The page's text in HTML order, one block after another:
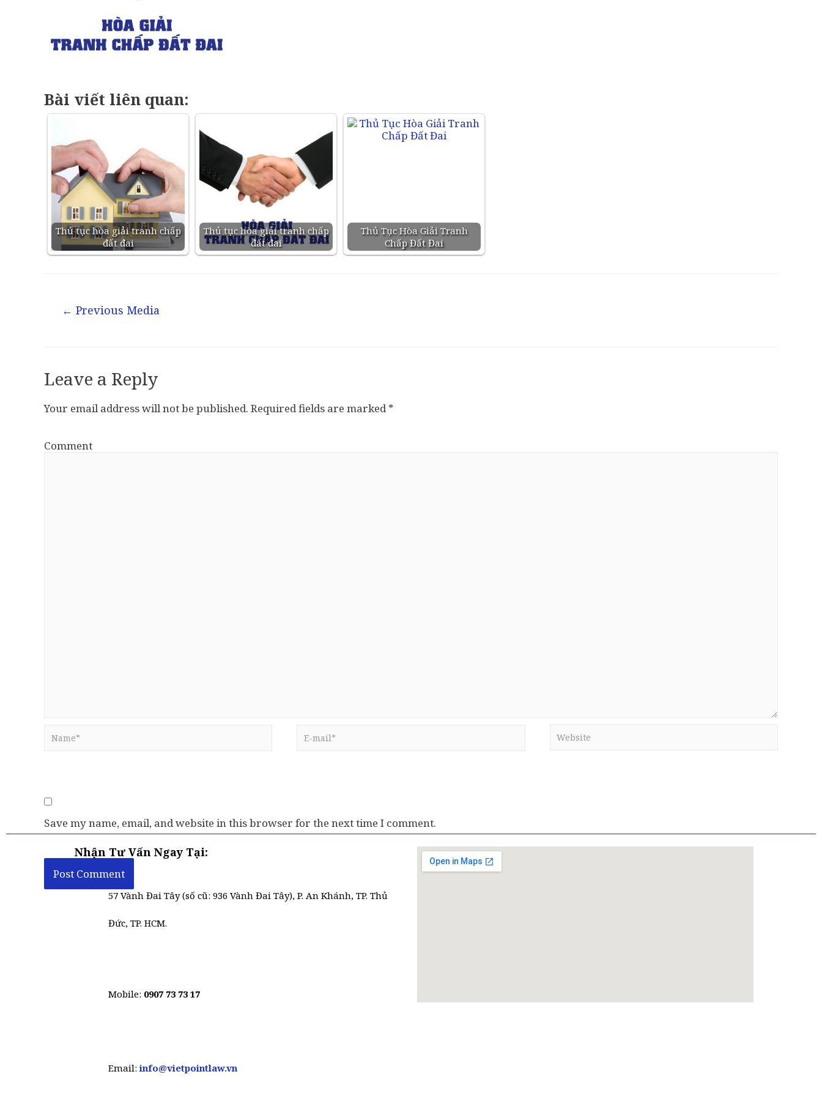
Bài viết liên quan:
Thủ tục hòa giải tranh chấp
đất đai
Thủ tục hòa giải tranh chấp
đất đai
Thủ Tục Hòa Giải Tranh
Chấp Đất Đai
← Previous Media
Leave a Reply
Your email address will not be published. Required fields are marked*
Comment
Save my name, email, and website in this browser for the next time I comment.
Nhận Tư Vấn Ngay Tại:
57 Vành Đai Tây (số cũ: 936 Vành Đai Tây), P. An Khánh, TP. Thủ
Đức, TP. HCM.
Mobile: 0907 73 73 17
Email:info@vietpointlaw.vn